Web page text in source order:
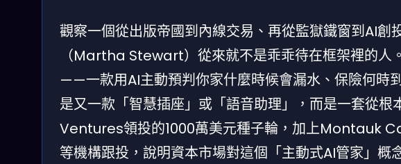
觀察一個從出版帝國到內線交易、再從監獄鐵窗到AI創
（Martha Stewart）從來就不是乖乖待在框架裡的人
——一款用AI主動預判你家什麼時候會漏水、保險何時
是又一款「智慧插座」或「語音助理」，而是一套從
Ventures領投的1000萬美元種子輪，加上Montauk
等機構跟投，說明資本市場對這個「主動式AI管家」概